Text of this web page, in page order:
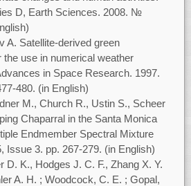
D, Earth Sciences. 2008. №
A. Satellite-derived green
the use in numerical weather
in Space Research. 1997.
480. (in English)
M., Church R., Ustin S., Scheer
Chaparral in the Santa Monica
Endmember Spectral Mixture
Issue 3. pp. 267-279. (in English)
D. K., Hodges J. C. F., Zhang X. Y.
A. H. ; Woodcock, C. E. ; Gopal,